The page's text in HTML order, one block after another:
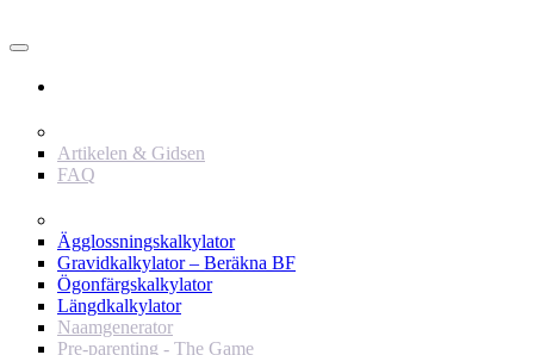
Artikelen & Gidsen
FAQ
Ägglossningskalkylator
Gravidkalkylator – Beräkna BF
Ögonfärgskalkylator
Längdkalkylator
Naamgenerator
Pre-parenting - The Game